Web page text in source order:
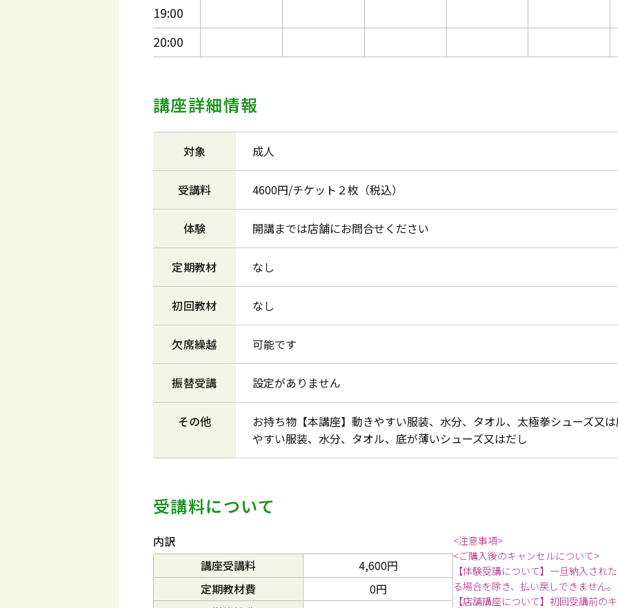
19:00
20:00
講座詳細情報
対象 成人
受講料 4600円/チケット２枚（税込）
体験 開講までは店舗にお問合せください
定期教材 なし
初回教材 なし
欠席繰越 可能です
振替受講 設定がありません
その他
お持ち物【本講座】動きやすい服装、水分、タオル、太極拳シューズ又
やすい服装、水分、タオル、底が薄いシューズ又はだし
受講料について
内訳
講座受講料
4,600円
定期教材費
0円
<注意事項>
<ご購入後のキャンセルについて>
【体験受講について】一旦納入され
る場合を除き、払い戻しできません。
【店舗講座について】初回受講前の